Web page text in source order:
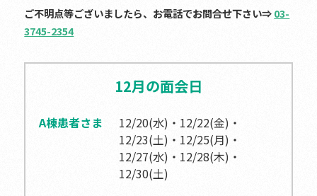
ご不明点等ございましたら、お電話でお問合せ下さい⇒03-
3745-2354
12月の面会日
A棟患者さま
12/20(水)・12/22(金)・
12/23(土)・12/25(月)・
12/27(水)・12/28(木)・
12/30(土)